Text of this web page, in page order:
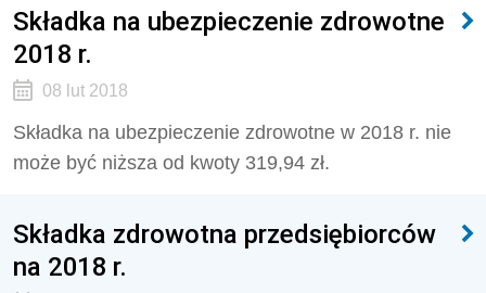
Składka na ubezpieczenie zdrowotne
2018 r.
08 lut 2018
Składka na ubezpieczenie zdrowotne w 2018 r. nie
może być niższa od kwoty 319,94 zł.
Składka zdrowotna przedsiębiorców
na 2018 r.